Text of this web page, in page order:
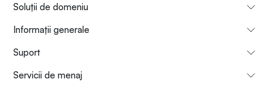
Soluții de domeniu
Informații generale
Suport
Servicii de menaj